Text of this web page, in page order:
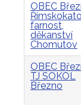
OBEC
farnost,
děkanství
Chomutov
OBEC
TJ SOKOL
Březno